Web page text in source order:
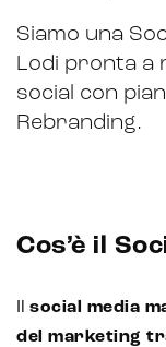
Intelligenza
Metaverso
Siamo una
Lodi pronta a
social con
Rebranding.
Cos’è il
social media
del marketing